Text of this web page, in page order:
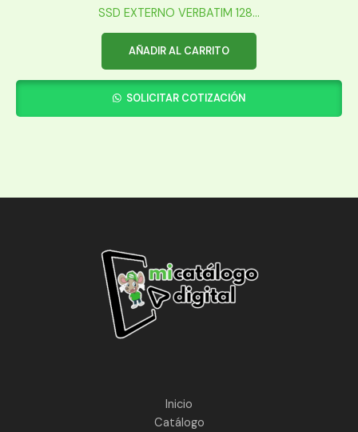
SSD EXTERNO VERBATIM 128...
AÑADIR AL CARRITO
SOLICITAR COTIZACIÓN
Inicio
Catálogo